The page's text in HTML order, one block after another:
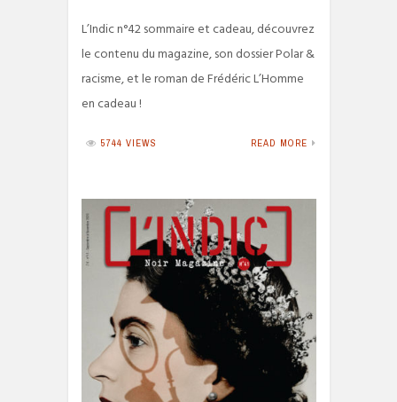
L’Indic n°42 sommaire et cadeau, découvrez
le contenu du magazine, son dossier Polar &
racisme, et le roman de Frédéric L’Homme
en cadeau !
5744 VIEWS READ MORE